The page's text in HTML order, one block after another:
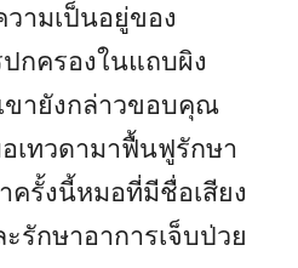
ามเป็นอยู่ของ
กครองในแถบผิง
ขายังกล่าวขอบคุณ
เทวดามาฟื้นฟูรักษา
ครั้งนี้หมอที่มีชื่อเสียง
รักษาอาการเจ็บป่วย